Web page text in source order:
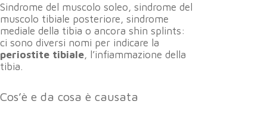
Sindrome del muscolo soleo, sindrome del
muscolo tibiale posteriore, sindrome
mediale della tibia o ancora shin splints:
ci sono diversi nomi per indicare la
periostite tibiale, l’infiammazione della
tibia.
Cos’è e da cosa è causata